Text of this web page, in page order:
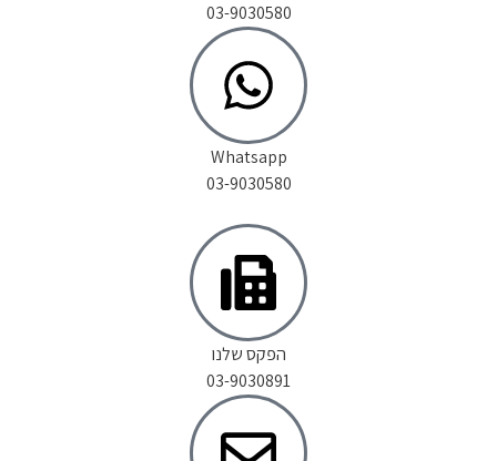
03-9030580
Whatsapp
03-9030580
הפקס שלנו
03-9030891